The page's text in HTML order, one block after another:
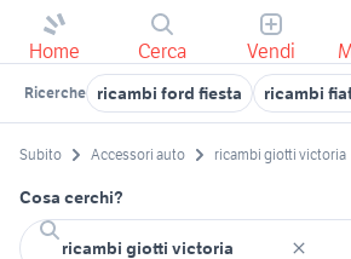
Home Cerca Vendi
Ricerche ricambi ford fiesta ricambi
Subito Accessori auto ricambi giotti victoria
Cosa cerchi?